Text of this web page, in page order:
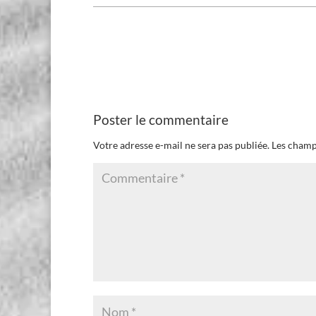
Poster le commentaire
Votre adresse e-mail ne sera pas publiée. Les